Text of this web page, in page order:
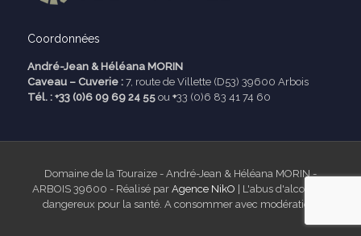
Coordonnées
André-Jean & Héléana MORIN
Caveau – Cuverie : 7, route de Villette (D53) 39600 Arbois
Tél. : +33 (0)6 09 69 24 55 ou +33 (0)6 83 41 74 60
Domaine de la Touraize - André-Jean & Héléana MORIN -
ARBOIS 39600 - Réalisé par Agence NikO | L'abus d'alcool est
dangereux pour la santé. A consommer avec modération.